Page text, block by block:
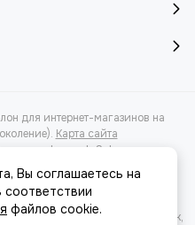
для интернет-магазинов на
Карта сайта
для платформы InSales
касающаяся характеристик,
Вы соглашаетесь на
файлов cookie.